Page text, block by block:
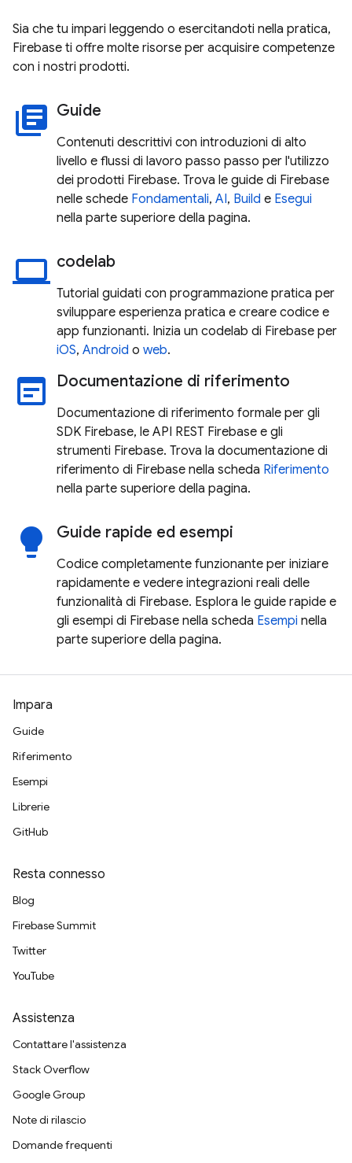
Sia che tu impari leggendo o esercitandoti nella pratica,
Firebase ti offre molte risorse per acquisire competenze
con i nostri prodotti.
library_books Guide
Contenuti descrittivi con introduzioni di alto
livello e flussi di lavoro passo passo per l'utilizzo
dei prodotti Firebase. Trova le guide di Firebase
nelle schede Fondamentali, AI, Build e Esegui
nella parte superiore della pagina.
laptop codelab
Tutorial guidati con programmazione pratica per
sviluppare esperienza pratica e creare codice e
app funzionanti. Inizia un codelab di Firebase per
iOS, Android o web.
wysiwyg Documentazione di riferimento
Documentazione di riferimento formale per gli
SDK Firebase, le API REST Firebase e gli
strumenti Firebase. Trova la documentazione di
riferimento di Firebase nella scheda Riferimento
nella parte superiore della pagina.
lightbulb Guide rapide ed esempi
Codice completamente funzionante per iniziare
rapidamente e vedere integrazioni reali delle
funzionalità di Firebase. Esplora le guide rapide e
gli esempi di Firebase nella scheda Esempi nella
parte superiore della pagina.
Impara
Guide
Riferimento
Esempi
Librerie
GitHub
Resta connesso
Blog
Firebase Summit
Twitter
YouTube
Assistenza
Contattare l'assistenza
Stack Overflow
Google Group
Note di rilascio
Domande frequenti